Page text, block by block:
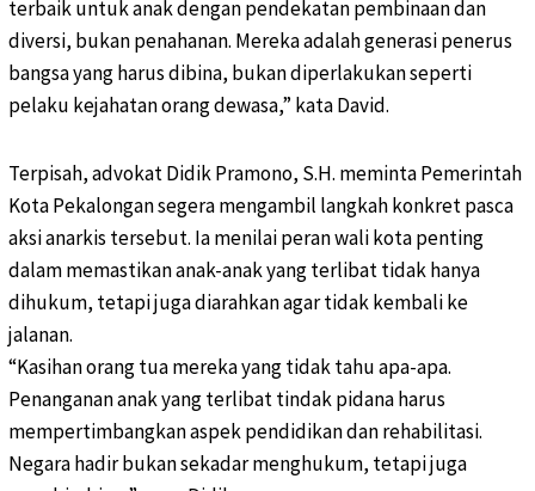
terbaik untuk anak dengan pendekatan pembinaan dan
diversi, bukan penahanan. Mereka adalah generasi penerus
bangsa yang harus dibina, bukan diperlakukan seperti
pelaku kejahatan orang dewasa,” kata David.
Terpisah, advokat Didik Pramono, S.H. meminta Pemerintah
Kota Pekalongan segera mengambil langkah konkret pasca
aksi anarkis tersebut. Ia menilai peran wali kota penting
dalam memastikan anak-anak yang terlibat tidak hanya
dihukum, tetapi juga diarahkan agar tidak kembali ke
jalanan.
“Kasihan orang tua mereka yang tidak tahu apa-apa.
Penanganan anak yang terlibat tindak pidana harus
mempertimbangkan aspek pendidikan dan rehabilitasi.
Negara hadir bukan sekadar menghukum, tetapi juga